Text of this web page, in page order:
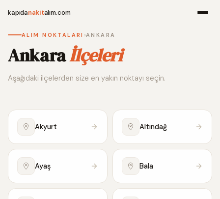
kapıdanakitalım.com
Alım
ALIM NOKTALARI ›ANKARA
Ankaraİlçeleri
Aşağıdaki ilçelerden size en yakın noktayı seçin.
Akyurt Altındağ
Ayaş Bala